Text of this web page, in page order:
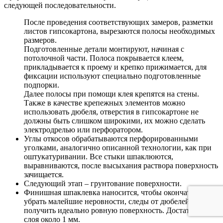
следующей последовательности.
После проведения соответствующих замеров, разметки
листов гипсокартона, вырезаются полосы необходимых
размеров.
Подготовленные детали монтируют, начиная с
потолочной части. Полоса покрывается клеем,
прикладывается к проему и крепко прижимается, для
фиксации используют специально подготовленные
подпорки.
Далее полосы при помощи клея крепятся на стены.
Также в качестве крепежных элементов можно
использовать дюбеля, отверстия в гипсокартоне не
должны быть слишком широкими, их можно сделать
электродрелью или перфоратором.
Углы откосов обрабатываются перфорированными
уголками, аналогично описанной технологии, как при
оштукатуривании. Все стыки шпаклюются,
выравниваются, после высыхания раствора поверхность
зачищается.
Следующий этап – грунтование поверхности.
Финишная шпаклевка наносится, чтобы окончательно
убрать малейшие неровности, следы от дюбелей и т.д. и
получить идеально ровную поверхность. Достаточно
слоя около 1 мм.